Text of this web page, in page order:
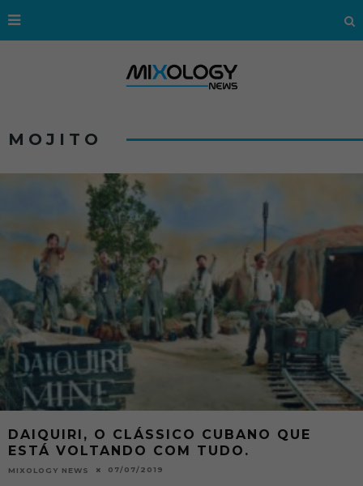
MOJITO
DAIQUIRI, O CLÁSSICO CUBANO QUE
ESTÁ VOLTANDO COM TUDO.
MIXOLOGY NEWS 07/07/2019